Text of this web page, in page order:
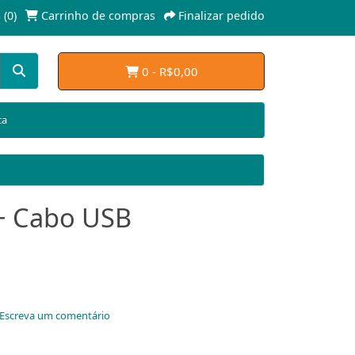
Carrinho de compras Finalizar pedido
0 - R$0,00
USB
Escreva um comentário